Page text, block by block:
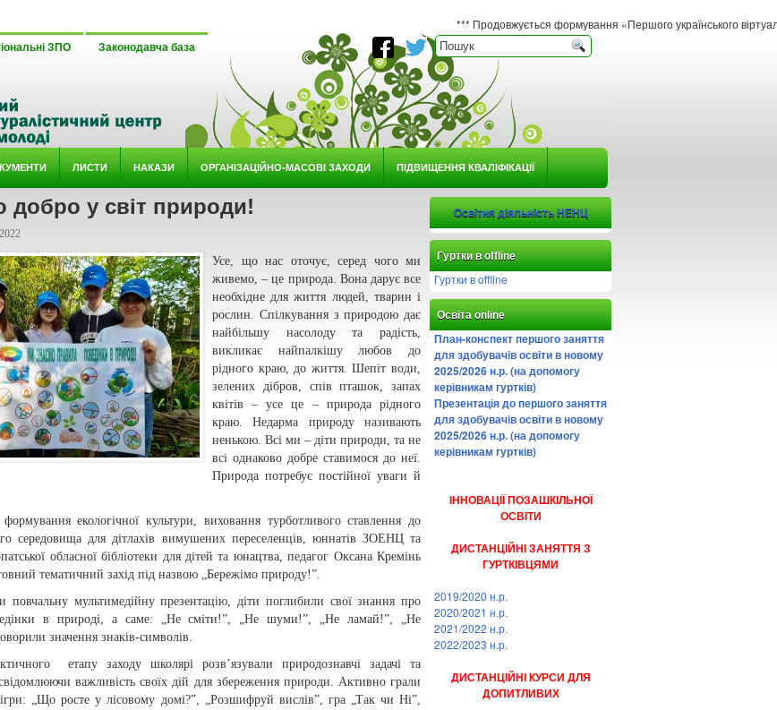
*** Продовжується формування «Першого українського віртуального
ЗПО Законодавча база
ЛИСТИ НАКАЗИ ОРГАНІЗАЦІЙНО-МАСОВІ ЗАХОДИ ПІДВИЩЕННЯ КВАЛІФІКАЦІЇ
добро у світ природи!
Усе, що нас оточує, серед чого ми
живемо, – це природа. Вона дарує все
необхідне для життя людей, тварин і
рослин. Спiлкування з природою дає
найбiльшу насолоду та радiсть,
викликає найпалкiшу любов до
рiдного краю, до життя. Шепiт води,
зелених дiбров, спiв пташок, запах
квітів – усе це – природа рiдного
краю. Недарма природу називають
ненькою. Всi ми – дiти природи, та не
всi однаково добре ставимося до неї.
Природа потребує постійної уваги й
екологічної культури, виховання турботливого ставлення до
середовища для дітлахів вимушених переселенців, юннатів ЗОЕНЦ та
обласної бібліотеки для дітей та юнацтва, педагог Оксана Кремінь
тематичний захід під назвою „Бережімо природу!”.
повчальну мультимедійну презентацію, діти поглибили свої знання про
в природі, а саме: „Не сміти!”, „Не шуми!”, „Не ламай!”, „Не
значення знаків-символів.
етапу заходу школярі розв’язували природознавчі задачі та
важливість своїх дій для збереження природи. Активно грали
ігри: „Що росте у лісовому домі?”, „Розшифруй вислів”, гра „Так чи Ні”,
Освітня діяльність НЕНЦ
Гуртки в offline
Гуртки в offline
Освіта online
План-конспект першого заняття
для здобувачів освіти в новому
2025/2026 н.р. (на допомогу
керівникам гуртків)
Презентація до першого заняття
для здобувачів освіти в новому
2025/2026 н.р. (на допомогу
керівникам гуртків)
ІННОВАЦІЇ ПОЗАШКІЛЬНОЇ
ОСВІТИ
ДИСТАНЦІЙНІ ЗАНЯТТЯ З
ГУРТКІВЦЯМИ
2019/2020 н.р.
2020/2021 н.р.
2021/2022 н.р.
2022/2023 н.р.
ДИСТАНЦІЙНІ КУРСИ ДЛЯ
ДОПИТЛИВИХ